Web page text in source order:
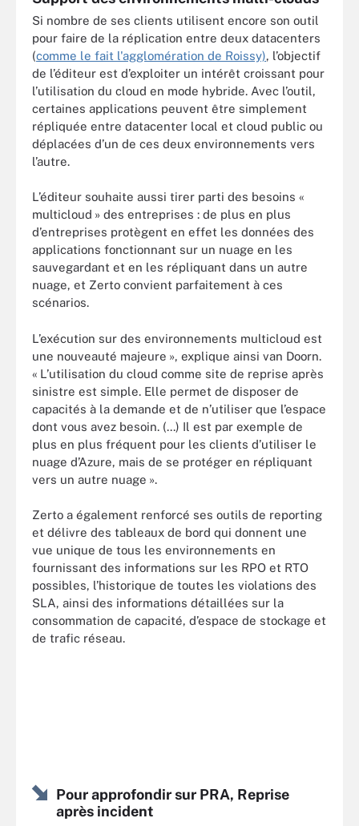
Si nombre de ses clients utilisent encore son outil
pour faire de la réplication entre deux datacenters
(comme le fait l'agglomération de Roissy), l’objectif
de l’éditeur est d’exploiter un intérêt croissant pour
l’utilisation du cloud en mode hybride. Avec l’outil,
certaines applications peuvent être simplement
répliquée entre datacenter local et cloud public ou
déplacées d’un de ces deux environnements vers
l’autre.
L’éditeur souhaite aussi tirer parti des besoins «
multicloud » des entreprises : de plus en plus
d’entreprises protègent en effet les données des
applications fonctionnant sur un nuage en les
sauvegardant et en les répliquant dans un autre
nuage, et Zerto convient parfaitement à ces
scénarios.
L’exécution sur des environnements multicloud est
une nouveauté majeure », explique ainsi van Doorn.
« L’utilisation du cloud comme site de reprise après
sinistre est simple. Elle permet de disposer de
capacités à la demande et de n’utiliser que l’espace
dont vous avez besoin. (...) Il est par exemple de
plus en plus fréquent pour les clients d’utiliser le
nuage d’Azure, mais de se protéger en répliquant
vers un autre nuage ».
Zerto a également renforcé ses outils de reporting
et délivre des tableaux de bord qui donnent une
vue unique de tous les environnements en
fournissant des informations sur les RPO et RTO
possibles, l’historique de toutes les violations des
SLA, ainsi des informations détaillées sur la
consommation de capacité, d’espace de stockage et
de trafic réseau.
Pour approfondir sur PRA, Reprise
après incident